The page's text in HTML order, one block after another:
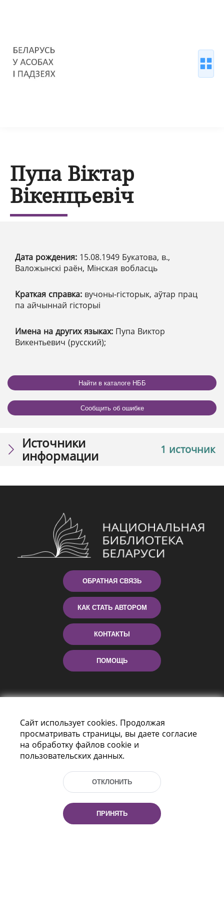
Пупа Віктар
Вікенцьевіч
Дата рождения: 15.08.1949 Букатова, в.,
Валожынскі раён, Мінская вобласць
Краткая справка: вучоны-гісторык, аўтар прац
па айчыннай гісторыі
Имена на других языках: Пупа Виктор
Викентьевич (русский);
Найти в каталоге НББ
Сообщить об ошибке
1 источник
Источники
информации
ОБРАТНАЯ СВЯЗЬ
КАК СТАТЬ АВТОРОМ
КОНТАКТЫ
ПОМОЩЬ
Пр-т Независимости 116
Тел.: (+375 17) 368 37 37, Факс: (+375 17)
Эл. почта: inbox@nlb.by
Сайт использует cookies. Продолжая
просматривать страницы, вы даете согласие
на обработку файлов cookie и
пользовательских данных.
ОТКЛОНИТЬ
ПРИНЯТЬ